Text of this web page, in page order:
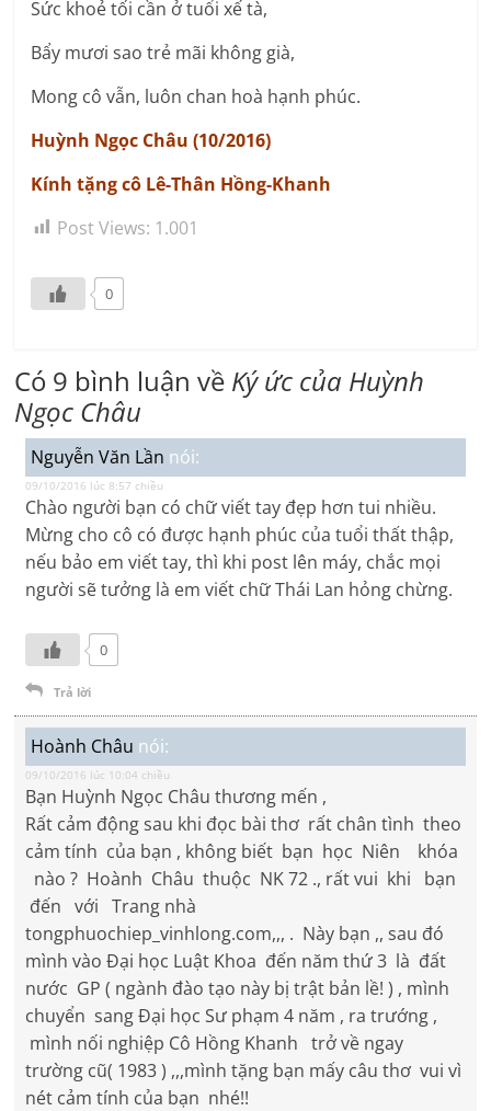
Sức khoẻ tối cần ở tuổi xế tà,
Bẩy mươi sao trẻ mãi không già,
Mong cô vẫn, luôn chan hoà hạnh phúc.
Huỳnh Ngọc Châu (10/2016)
Kính tặng cô Lê-Thân Hồng-Khanh
Post Views: 1.001
0
Có 9 bình luận về Ký ức của Huỳnh
Ngọc Châu
Nguyễn Văn Lần nói:
09/10/2016 lúc 8:57 chiều
Chào người bạn có chữ viết tay đẹp hơn tui nhiều.
Mừng cho cô có được hạnh phúc của tuổi thất thập,
nếu bảo em viết tay, thì khi post lên máy, chắc mọi
người sẽ tưởng là em viết chữ Thái Lan hỏng chừng.
0
Trả lời
Hoành Châu nói:
09/10/2016 lúc 10:04 chiều
Bạn Huỳnh Ngọc Châu thương mến ,
Rất cảm động sau khi đọc bài thơ rất chân tình theo
cảm tính của bạn , không biết bạn học Niên khóa
nào ? Hoành Châu thuộc NK 72 ., rất vui khi bạn
đến với Trang nhà
tongphuochiep_vinhlong.com,,, . Này bạn ,, sau đó
mình vào Đại học Luật Khoa đến năm thứ 3 là đất
nước GP ( ngành đào tạo này bị trật bản lề! ) , mình
chuyển sang Đại học Sư phạm 4 năm , ra trướng ,
mình nối nghiệp Cô Hồng Khanh trở về ngay
trường cũ( 1983 ) ,,,mình tặng bạn mấy câu thơ vui vì
nét cảm tính của bạn nhé!!